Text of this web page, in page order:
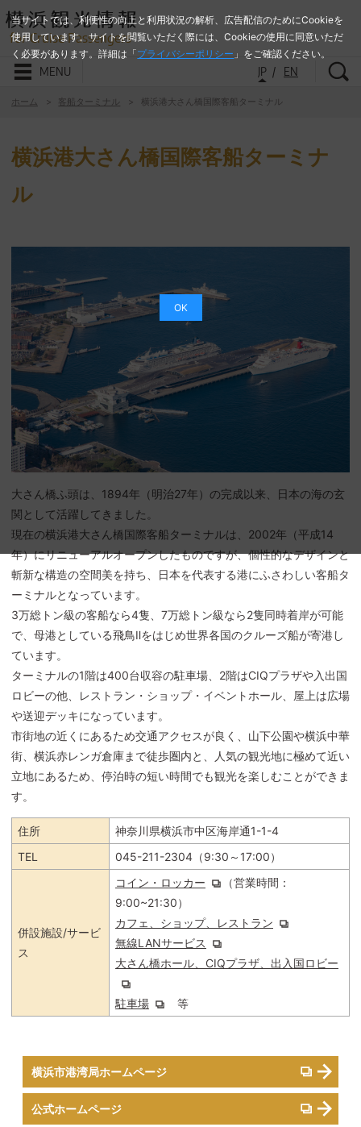
for Cruise Passengers
MENU JP EN
ホーム 客船ターミナル 横浜港大さん橋国際客船ターミナル
横浜港大さん橋国際客船ターミナ
ル
大さん橋ふ頭は、1894年（明治27年）の完成以来、日本の海の玄
関として活躍してきました。
現在の横浜港大さん橋国際客船ターミナルは、2002年（平成14
年）にリニューアルオープンしたものですが、個性的なデザインと
斬新な構造の空間美を持ち、日本を代表する港にふさわしい客船タ
ーミナルとなっています。
3万総トン級の客船なら4隻、7万総トン級なら2隻同時着岸が可能
で、母港としている飛鳥Ⅱをはじめ世界各国のクルーズ船が寄港し
ています。
ターミナルの1階は400台収容の駐車場、2階はCIQプラザや入出国
ロビーの他、レストラン・ショップ・イベントホール、屋上は広場
や送迎デッキになっています。
市街地の近くにあるため交通アクセスが良く、山下公園や横浜中華
街、横浜赤レンガ倉庫まで徒歩圏内と、人気の観光地に極めて近い
立地にあるため、停泊時の短い時間でも観光を楽しむことができま
す。
住所
神奈川県横浜市中区海岸通1-1-4
TEL
045-211-2304（9:30～17:00）
併設施設/サービ
ス
コイン・ロッカー
（営業時間：
9:00~21:30）
カフェ、ショップ、レストラン
無線LANサービス
大さん橋ホール、CIQプラザ、出入国ロビー
駐車場 等
横浜市港湾局ホームページ
公式ホームページ
当サイトでは、利便性の向上と利用状況の解析、広告配信のためにCookieを
使用しています。サイトを閲覧いただく際には、Cookieの使用に同意いただ
く必要があります。詳細は「プライバシーポリシー 」をご確認ください。
OK